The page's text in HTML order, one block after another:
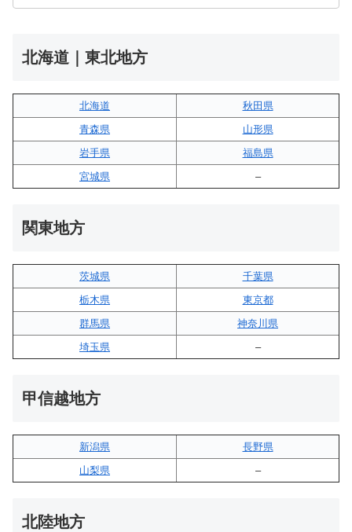
北海道｜東北地方
北海道
秋田県
青森県
山形県
岩手県
福島県
宮城県
–
関東地方
茨城県
千葉県
栃木県
東京都
群馬県
神奈川県
埼玉県
–
甲信越地方
新潟県
長野県
山梨県
–
北陸地方